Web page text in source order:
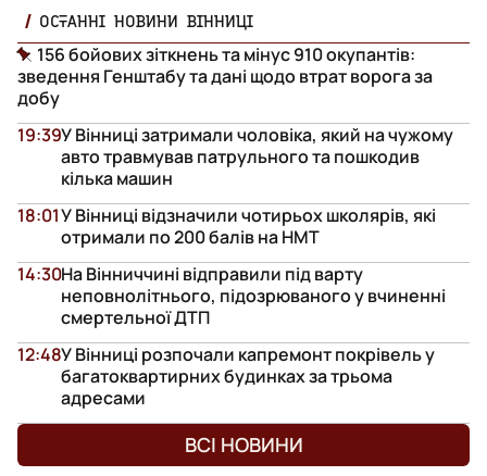
ОСТАННІ НОВИНИ ВІННИЦІ
156 бойових зіткнень та мінус 910 окупантів:
зведення Генштабу та дані щодо втрат ворога за
добу
У Вінниці затримали чоловіка, який на чужому
авто травмував патрульного та пошкодив
кілька машин
19:39
У Вінниці відзначили чотирьох школярів, які
отримали по 200 балів на НМТ
18:01
На Вінниччині відправили під варту
неповнолітнього, підозрюваного у вчиненні
смертельної ДТП
14:30
У Вінниці розпочали капремонт покрівель у
багатоквартирних будинках за трьома
адресами
12:48
ВСІ НОВИНИ